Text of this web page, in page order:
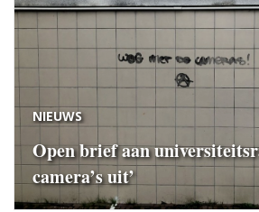
NIEUWS
Open brief aan
camera’s uit’